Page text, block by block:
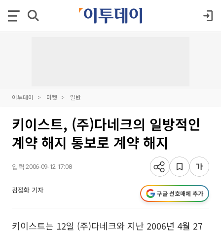
이투데이 마켓 일반
키이스트, (주)다네크의 일방적인
계약 해지 통보로 계약 해지
입력 2006-09-12 17:08
김정화 기자 구글 선호매체 추가
키이스트는 12일 (주)다네크와 지난 2006년 4월 27